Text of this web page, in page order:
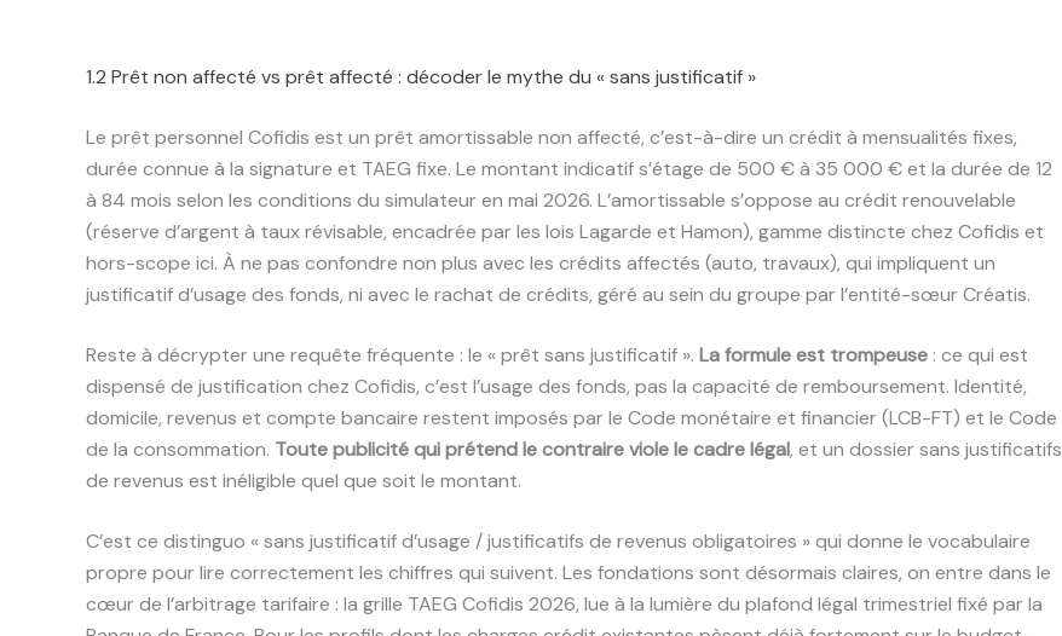
1.2 Prêt non affecté vs prêt affecté : décoder le mythe du « sans justificatif »
Le prêt personnel Cofidis est un prêt amortissable non affecté, c’est-à-dire un crédit à mensualités fixes,
durée connue à la signature et TAEG fixe. Le montant indicatif s’étage de 500 € à 35 000 € et la durée de 12
à 84 mois selon les conditions du simulateur en mai 2026. L’amortissable s’oppose au crédit renouvelable
(réserve d’argent à taux révisable, encadrée par les lois Lagarde et Hamon), gamme distincte chez Cofidis et
hors-scope ici. À ne pas confondre non plus avec les crédits affectés (auto, travaux), qui impliquent un
justificatif d’usage des fonds, ni avec le rachat de crédits, géré au sein du groupe par l’entité-sœur Créatis.
Reste à décrypter une requête fréquente : le « prêt sans justificatif ». La formule est trompeuse : ce qui est
dispensé de justification chez Cofidis, c’est l’usage des fonds, pas la capacité de remboursement. Identité,
domicile, revenus et compte bancaire restent imposés par le Code monétaire et financier (LCB-FT) et le Code
de la consommation. Toute publicité qui prétend le contraire viole le cadre légal, et un dossier sans justificatifs
de revenus est inéligible quel que soit le montant.
C’est ce distinguo « sans justificatif d’usage / justificatifs de revenus obligatoires » qui donne le vocabulaire
propre pour lire correctement les chiffres qui suivent. Les fondations sont désormais claires, on entre dans le
cœur de l’arbitrage tarifaire : la grille TAEG Cofidis 2026, lue à la lumière du plafond légal trimestriel fixé par la